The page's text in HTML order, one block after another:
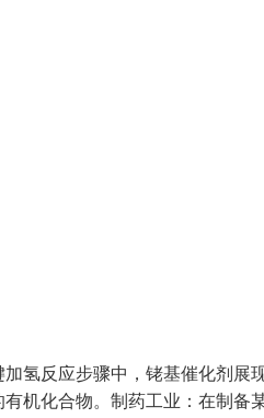
氢反应步骤中，铑基催化剂展
机化合物。制药工业：在制备